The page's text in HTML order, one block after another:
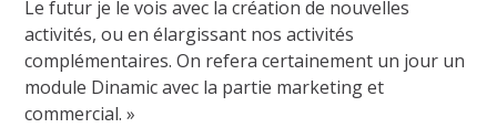
Le futur je le vois avec la création de nouvelles
activités, ou en élargissant nos activités
complémentaires. On refera certainement un jour un
module Dinamic avec la partie marketing et
commercial. »